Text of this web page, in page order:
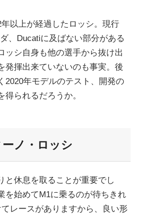
ク
ニ
ス
以上が経過したロッシ。現行
、Ducatiに及ばない部分がある
ッシ自身も他の選手から抜け出
発揮出来ていないのも事実。後
2020年モデルのテスト、開発の
得られるだろうか。
ノ・ロッシ
と休息を取ることが重要でし
を始めてM1に乗るのが待ちきれ
レースがありますから、良い形